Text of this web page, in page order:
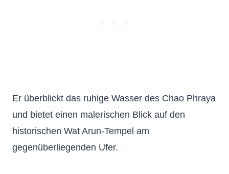
Er überblickt das ruhige Wasser des Chao Phraya
und bietet einen malerischen Blick auf den
historischen Wat Arun-Tempel am
gegenüberliegenden Ufer.